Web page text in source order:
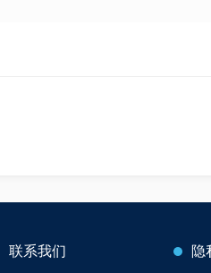
联系我们 隐